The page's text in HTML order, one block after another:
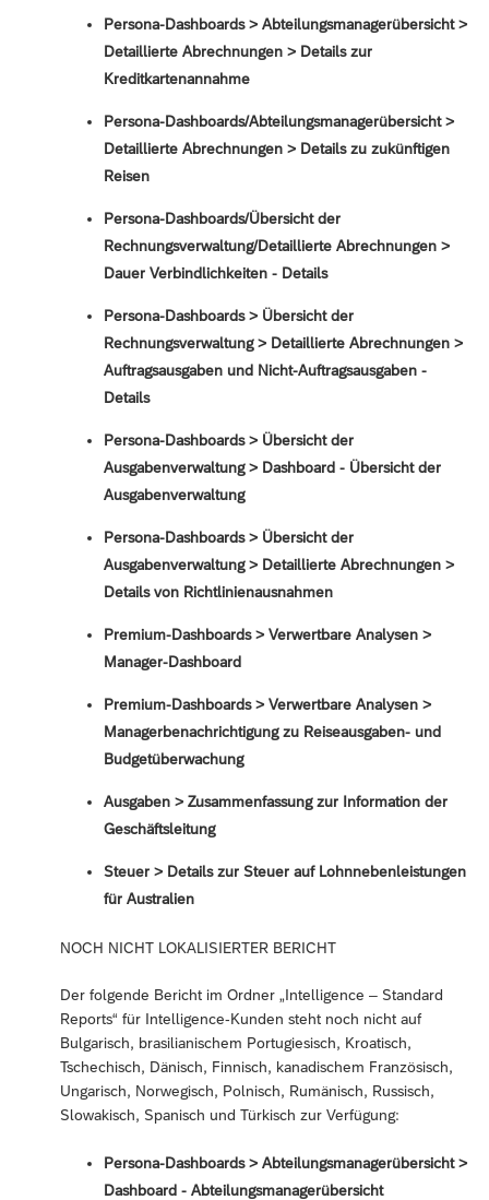
Persona-Dashboards > Abteilungsmanagerübersicht >
Detaillierte Abrechnungen > Details zur
Kreditkartenannahme
Persona-Dashboards/Abteilungsmanagerübersicht >
Detaillierte Abrechnungen > Details zu zukünftigen
Reisen
Persona-Dashboards/Übersicht der
Rechnungsverwaltung/Detaillierte Abrechnungen >
Dauer Verbindlichkeiten - Details
Persona-Dashboards > Übersicht der
Rechnungsverwaltung > Detaillierte Abrechnungen >
Auftragsausgaben und Nicht-Auftragsausgaben -
Details
Persona-Dashboards > Übersicht der
Ausgabenverwaltung > Dashboard - Übersicht der
Ausgabenverwaltung
Persona-Dashboards > Übersicht der
Ausgabenverwaltung > Detaillierte Abrechnungen >
Details von Richtlinienausnahmen
Premium-Dashboards > Verwertbare Analysen >
Manager-Dashboard
Premium-Dashboards > Verwertbare Analysen >
Managerbenachrichtigung zu Reiseausgaben- und
Budgetüberwachung
Ausgaben > Zusammenfassung zur Information der
Geschäftsleitung
Steuer > Details zur Steuer auf Lohnnebenleistungen
für Australien
NOCH NICHT LOKALISIERTER BERICHT
Der folgende Bericht im Ordner „Intelligence – Standard
Reports“ für Intelligence-Kunden steht noch nicht auf
Bulgarisch, brasilianischem Portugiesisch, Kroatisch,
Tschechisch, Dänisch, Finnisch, kanadischem Französisch,
Ungarisch, Norwegisch, Polnisch, Rumänisch, Russisch,
Slowakisch, Spanisch und Türkisch zur Verfügung:
Persona-Dashboards > Abteilungsmanagerübersicht >
Dashboard - Abteilungsmanagerübersicht